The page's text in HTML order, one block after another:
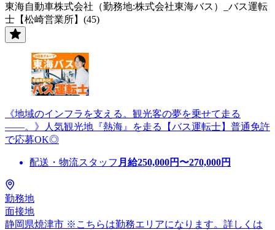
東海自動車株式会社（勤務地:株式会社東海バス）_バス運転
士【松崎営業所】(45)
《地域のインフラを支える。観光客の夢を乗せて走る
――。》人気観光地『熱海』を走る【バス運転士】普通免許
で応募OK◎
配送・物流スタッフ 月給250,000円〜270,000円
勤務地
面接地
静岡県焼津市 ※こちらは勤務エリアになります。詳しくは